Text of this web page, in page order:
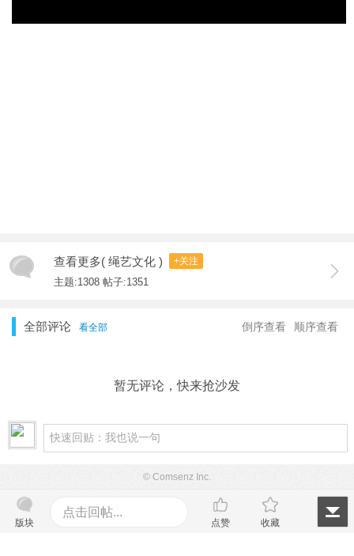
查看更多( 绳艺文化 ) +关注
主题:1308 帖子:1351
全部评论 看全部 顺序查看
倒序查看
暂无评论，快来抢沙发
版块
点击回帖...
点赞 收藏
© Comsenz Inc.